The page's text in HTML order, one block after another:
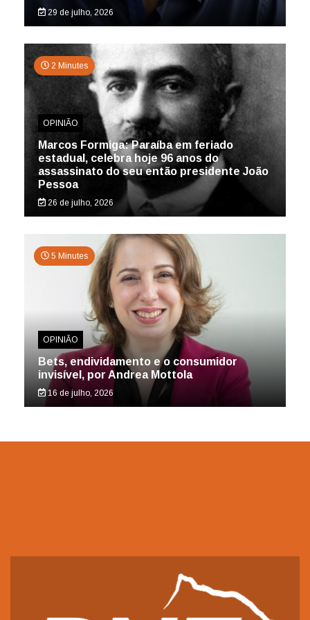
29 de julho, 2026
2 Minutes
OPINIÃO
Marcos Formiga: Paraíba em feriado
estadual, celebra hoje 96 anos do
assassinato do seu então presidente João
Pessoa
26 de julho, 2026
5 Minutes
OPINIÃO
Bets, endividamento e o consumidor
invisível, por Andrea Mottola
16 de julho, 2026